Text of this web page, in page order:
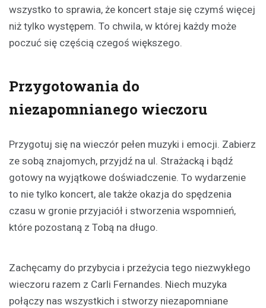
wszystko to sprawia, że koncert staje się czymś więcej
niż tylko występem. To chwila, w której każdy może
poczuć się częścią czegoś większego.
Przygotowania do
niezapomnianego wieczoru
Przygotuj się na wieczór pełen muzyki i emocji. Zabierz
ze sobą znajomych, przyjdź na ul. Strażacką i bądź
gotowy na wyjątkowe doświadczenie. To wydarzenie
to nie tylko koncert, ale także okazja do spędzenia
czasu w gronie przyjaciół i stworzenia wspomnień,
które pozostaną z Tobą na długo.
Zachęcamy do przybycia i przeżycia tego niezwykłego
wieczoru razem z Carli Fernandes. Niech muzyka
połączy nas wszystkich i stworzy niezapomniane